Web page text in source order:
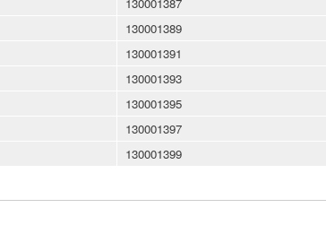
130001389
130001391
130001393
130001395
130001397
130001399